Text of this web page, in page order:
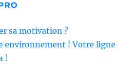
sa motivation ?
environnement ! Votre ligne
!